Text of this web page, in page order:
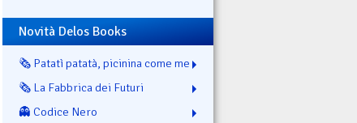
Novità Delos Books
🗞️ Patatì patatà, picinina come me
🗞️ La Fabbrica dei Futuri
👻 Codice Nero